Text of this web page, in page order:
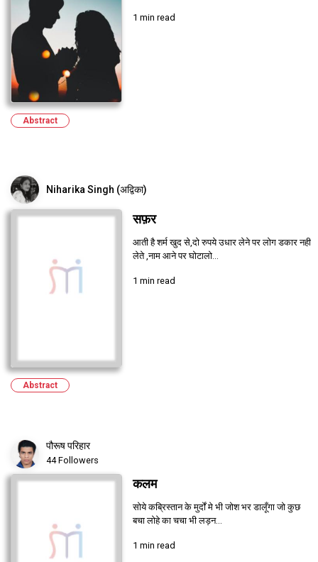
1 min read
Abstract
Niharika Singh (अद्विका)
सफ़र
आती है शर्म खुद से,दो रुपये उधार लेने पर लोग डकार नही
लेते ,नाम आने पर घोटालो...
1 min read
Abstract
पौरूष परिहार
44 Followers
कलम
सोये कब्रिस्तान के मुर्दों मे भी जोश भर डालूँगा जो कुछ
बचा लोहे का चचा भी लड़न...
1 min read